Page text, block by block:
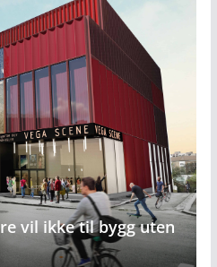
vil ikke til bygg uten